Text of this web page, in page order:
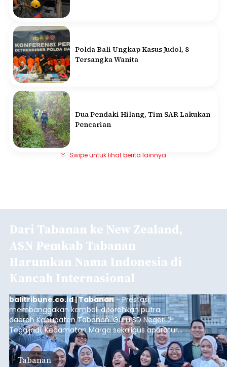
Polda Bali Ungkap Kasus Judol, 8
Tersangka Wanita
Dua Pendaki Hilang, Tim SAR Lakukan
Pencarian
Swipe untuk lihat berita lainnya
Dari Tabanan ke New Zealand,
ASN Pemkab Tabanan
Harumkan Nama Indonesia di
Kancah Internasional
balitribune.co.id | Tabanan- Prestasi
membanggakan kembali ditorehkan putra
daerah Kabupaten Tabanan. Guru SD Negeri 2
Tegaljadi, Kecamatan Marga sekaligus aparatur
sipil negara (ASN) Pemerintah Kabupaten
Tabanan, I Ketut Darjika Astu (31), berhasil lolos
dalam program beasiswa bergengsi New Zealand
Tabanan